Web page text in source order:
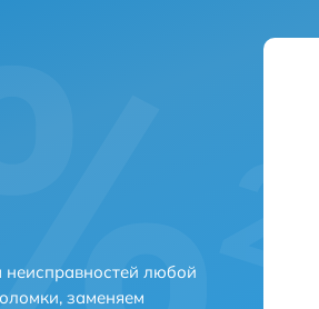
любой
заменяем